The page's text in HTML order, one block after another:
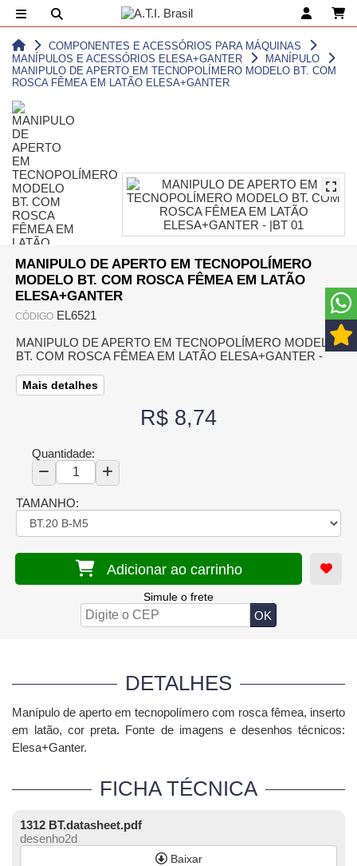
COMPONENTES E ACESSÓRIOS PARA MÁQUINAS
MANÍPULOS E ACESSÓRIOS ELESA+GANTER
MANÍPULO
MANIPULO DE APERTO EM TECNOPOLÍMERO MODELO BT. COM
ROSCA FÊMEA EM LATÃO ELESA+GANTER
MANIPULO DE APERTO EM TECNOPOLÍMERO
MODELO BT. COM ROSCA FÊMEA EM LATÃO
ELESA+GANTER
CÓDIGO EL6521
MANIPULO DE APERTO EM TECNOPOLÍMERO MODELO
BT. COM ROSCA FÊMEA EM LATÃO ELESA+GANTER -
Mais detalhes
R$ 8,74
Quantidade:
TAMANHO:
Adicionar ao carrinho
Simule o frete
DETALHES
Manípulo de aperto em tecnopolímero com rosca fêmea, inserto
em latão, cor preta. Fonte de imagens e desenhos técnicos:
Elesa+Ganter.
FICHA TÉCNICA
1312 BT.datasheet.pdf
desenho2d
Baixar